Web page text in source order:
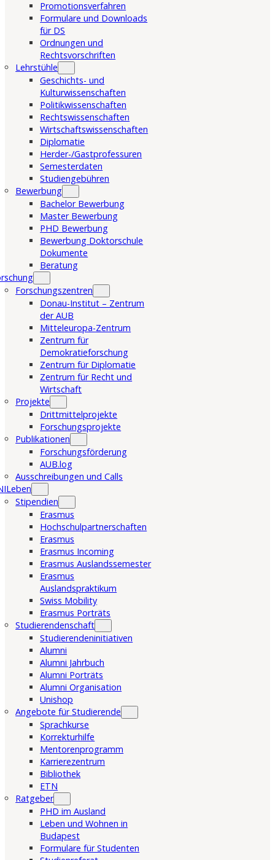
Promotionsverfahren
Formulare und Downloads
für DS
Ordnungen und
Rechtsvorschriften
Lehrstühle
Geschichts- und
Kulturwissenschaften
Politikwissenschaften
Rechtswissenschaften
Wirtschaftswissenschaften
Diplomatie
Herder-/Gastprofessuren
Semesterdaten
Studiengebühren
Bewerbung
Bachelor Bewerbung
Master Bewerbung
PHD Bewerbung
Bewerbung Doktorschule
Dokumente
Beratung
Forschungszentren
Donau-Institut – Zentrum
der AUB
Mitteleuropa-Zentrum
Zentrum für
Demokratieforschung
Zentrum für Diplomatie
Zentrum für Recht und
Wirtschaft
Projekte
Drittmittelprojekte
Forschungsprojekte
Publikationen
Forschungsförderung
AUB.log
Ausschreibungen und Calls
Stipendien
Erasmus
Hochschulpartnerschaften
Erasmus
Erasmus Incoming
Erasmus Auslandssemester
Erasmus
Auslandspraktikum
Swiss Mobility
Erasmus Porträts
Studierendenschaft
Studierendeninitiativen
Alumni
Alumni Jahrbuch
Alumni Porträts
Alumni Organisation
Unishop
Angebote für Studierende
Sprachkurse
Korrekturhilfe
Mentorenprogramm
Karrierezentrum
Bibliothek
ETN
Ratgeber
PHD im Ausland
Leben und Wohnen in
Budapest
Formulare für Studenten